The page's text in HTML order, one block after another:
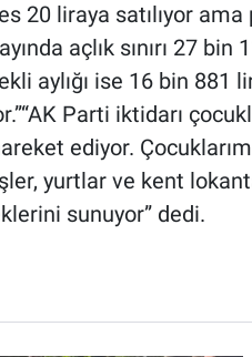
20 liraya satılıyor ama
açlık sınırı 27
aylığı ise 16 bin 881
Parti iktidarı
ediyor.
yurtlar ve kent
sunuyor” dedi.